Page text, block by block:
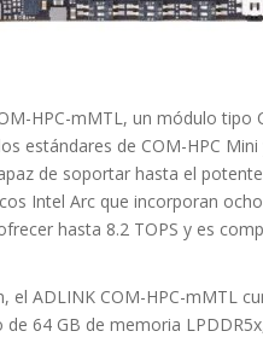
HPC-mMTL, un módulo tipo
estándares de COM-HPC
de soportar hasta el
Intel Arc que incorporan
hasta 8.2 TOPS y es
el ADLINK COM-HPC-mMTL
de 64 GB de memoria